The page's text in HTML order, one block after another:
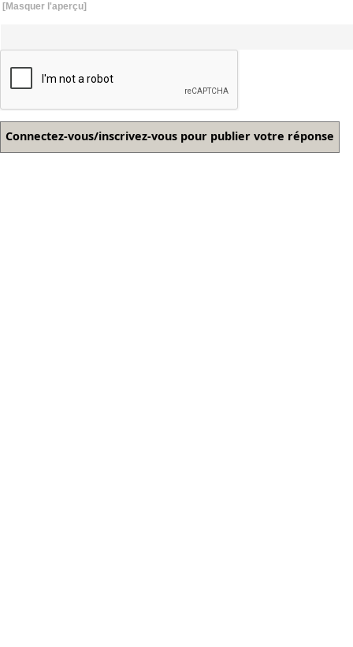
[Masquer l'aperçu]